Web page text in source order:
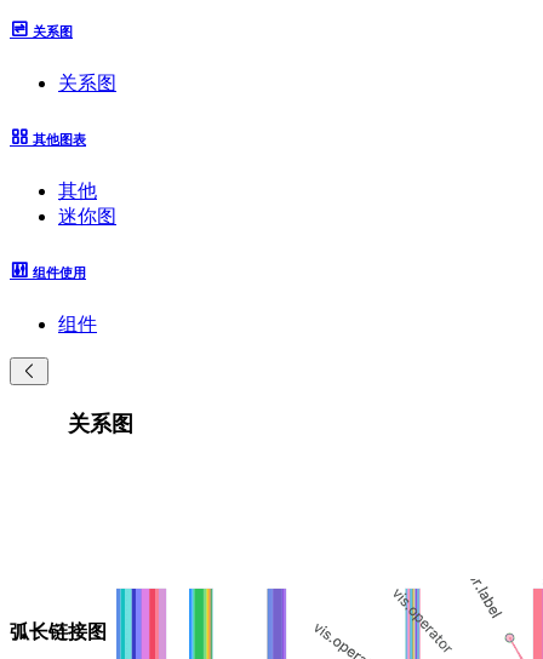
关系图
关系图
其他图表
其他
迷你图
组件使用
组件
关系图
弧长链接图